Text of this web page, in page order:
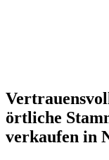
örtliche
verkaufen in